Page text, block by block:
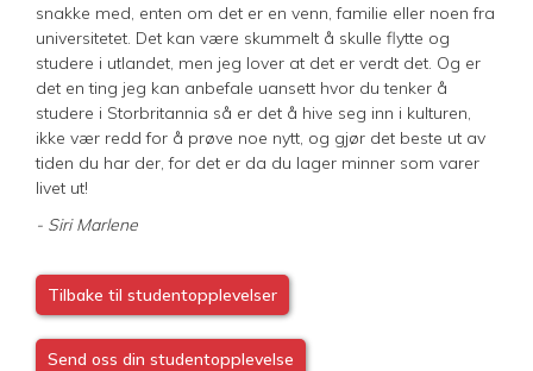
snakke med, enten om det er en venn, familie eller noen fra
universitetet. Det kan være skummelt å skulle flytte og
studere i utlandet, men jeg lover at det er verdt det. Og er
det en ting jeg kan anbefale uansett hvor du tenker å
studere i Storbritannia så er det å hive seg inn i kulturen,
ikke vær redd for å prøve noe nytt, og gjør det beste ut av
tiden du har der, for det er da du lager minner som varer
livet ut!
- Siri Marlene
Tilbake til studentopplevelser
Send oss din studentopplevelse